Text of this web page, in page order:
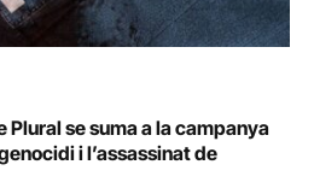
Plural se suma a la campanya
i l’assassinat de